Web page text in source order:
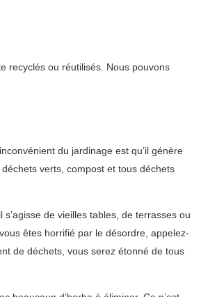
recyclés ou réutilisés. Nous pouvons
du jardinage est qu’il génère
verts, compost et tous déchets
de vieilles tables, de terrasses ou
êtes horrifié par le désordre, appelez-
de déchets, vous serez étonné de tous